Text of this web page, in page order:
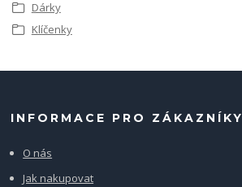
Dárky
Klíčenky
INFORMACE PRO ZÁKAZNÍKY
O nás
Jak nakupovat